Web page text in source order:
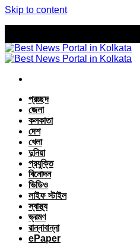
Skip to content
প্রচ্ছদ
জেলা
কলকাতা
দেশ
খেলা
দুনিয়া
প্রযুক্তি
বিনোদন
ভিডিও
লাইফ স্টাইল
স্বাস্থ্য
ভ্রমণ
রান্নাবান্না
ePaper